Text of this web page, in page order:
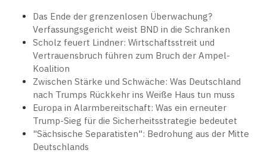
Das Ende der grenzenlosen Überwachung?
Verfassungsgericht weist BND in die Schranken
Scholz feuert Lindner: Wirtschaftsstreit und
Vertrauensbruch führen zum Bruch der Ampel-
Koalition
Zwischen Stärke und Schwäche: Was Deutschland
nach Trumps Rückkehr ins Weiße Haus tun muss
Europa in Alarmbereitschaft: Was ein erneuter
Trump-Sieg für die Sicherheitsstrategie bedeutet
"Sächsische Separatisten": Bedrohung aus der Mitte
Deutschlands